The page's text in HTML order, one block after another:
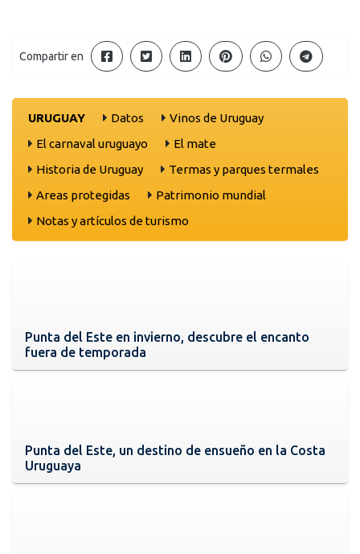
Compartir en
URUGUAY Datos
Vinos de Uruguay
El carnaval uruguayo
El mate
Historia de Uruguay
Termas y parques termales
Areas protegidas
Patrimonio mundial
Notas y artículos de turismo
Punta del Este en invierno, descubre el encanto
fuera de temporada
Punta del Este, un destino de ensueño en la Costa
Uruguaya